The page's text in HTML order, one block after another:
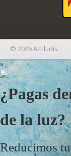
© 2026 Actiludis
×
¿Pagas
de la luz?
Reducimos